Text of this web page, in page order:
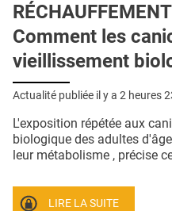
E-REVUE SAD
THÉMA
L'APP
PUBLICITÉ
CONTACT
Comment les
vieillissement
Actualité publiée il y a 2 heures
L'exposition répétée aux
biologique des adultes
leur métabolisme , précise
LIRE LA SUITE